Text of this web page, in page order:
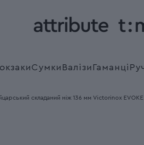
Сумки Валізи Гаманці
складаний ніж 136 мм Victorinox